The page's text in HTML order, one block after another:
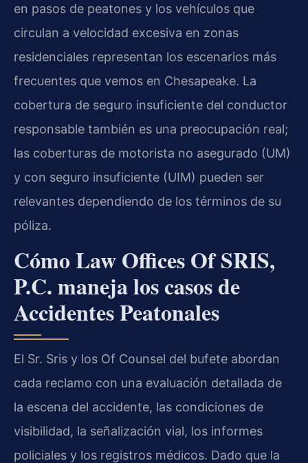
en pasos de peatones y los vehículos que
circulan a velocidad excesiva en zonas
residenciales representan los escenarios más
frecuentes que vemos en Chesapeake. La
cobertura de seguro insuficiente del conductor
responsable también es una preocupación real;
las coberturas de motorista no asegurado (UM)
y con seguro insuficiente (UIM) pueden ser
relevantes dependiendo de los términos de su
póliza.
Cómo Law Offices Of SRIS,
P.C. maneja los casos de
Accidentes Peatonales
El Sr. Sris y los Of Counsel del bufete abordan
cada reclamo con una evaluación detallada de
la escena del accidente, las condiciones de
visibilidad, la señalización vial, los informes
policiales y los registros médicos. Dado que la